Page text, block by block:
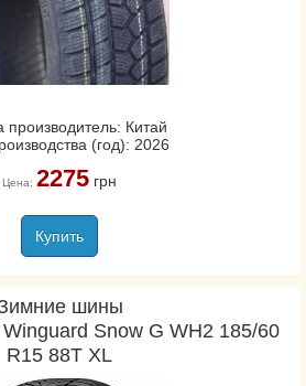
производитель: Китай
(год): 2026
Цена: 2275грн
Купить
шины
Snow G WH2 185/60
R15 88T XL